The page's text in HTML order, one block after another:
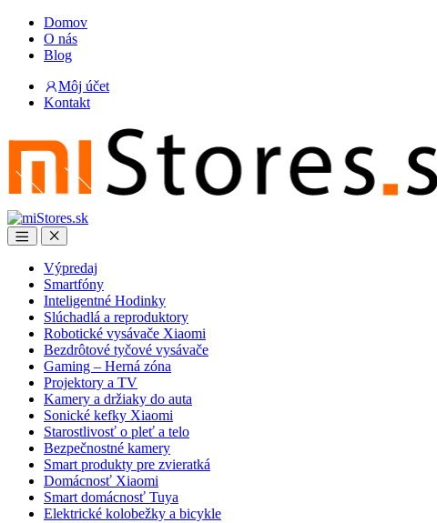
Skip
navigation
Skip
content
Domov
O nás
Blog
Môj účet
Kontakt
Open Close
Výpredaj
Smartfóny
Inteligentné Hodinky
Slúchadlá a reproduktory
Robotické vysávače Xiaomi
Bezdrôtové tyčové vysávače
Gaming – Herná zóna
Projektory a TV
Kamery a držiaky do auta
Sonické kefky Xiaomi
Starostlivosť o pleť a telo
Bezpečnostné kamery
Smart produkty pre zvieratká
Domácnosť Xiaomi
Smart domácnosť Tuya
Elektrické kolobežky a bicykle